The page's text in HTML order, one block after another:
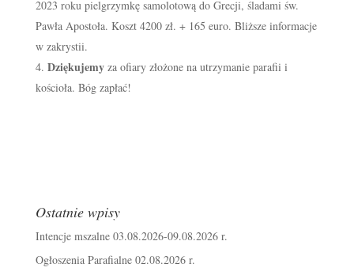
2023 roku pielgrzymkę samolotową do Grecji, śladami św.
Pawła Apostoła. Koszt 4200 zł. + 165 euro. Bliższe informacje
w zakrystii.
Dziękujemy za ofiary złożone na utrzymanie parafii i
kościoła. Bóg zapłać!
Ostatnie wpisy
Intencje mszalne 03.08.2026-09.08.2026 r.
Ogłoszenia Parafialne 02.08.2026 r.